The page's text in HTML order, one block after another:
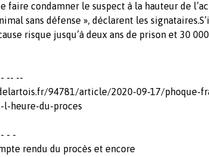
faire condamner le suspect à la hauteur de
sans défense », déclarent les
risque jusqu’à deux ans de prison et 30
-- --
94781/article/2020-09-17/phoque-
l-heure-du-proces
- -
rendu du procès et encore